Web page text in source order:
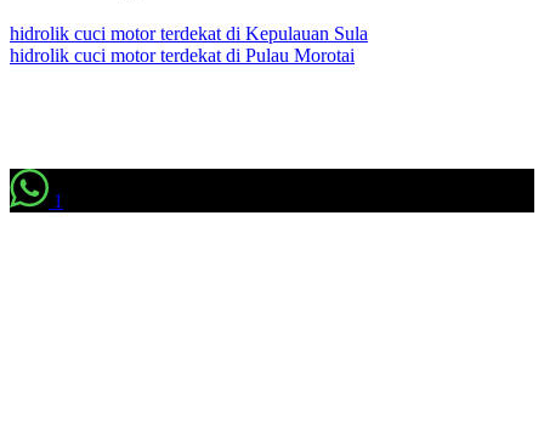
hidrolik cuci motor terdekat di Kepulauan Sula
hidrolik cuci motor terdekat di Pulau Morotai
1